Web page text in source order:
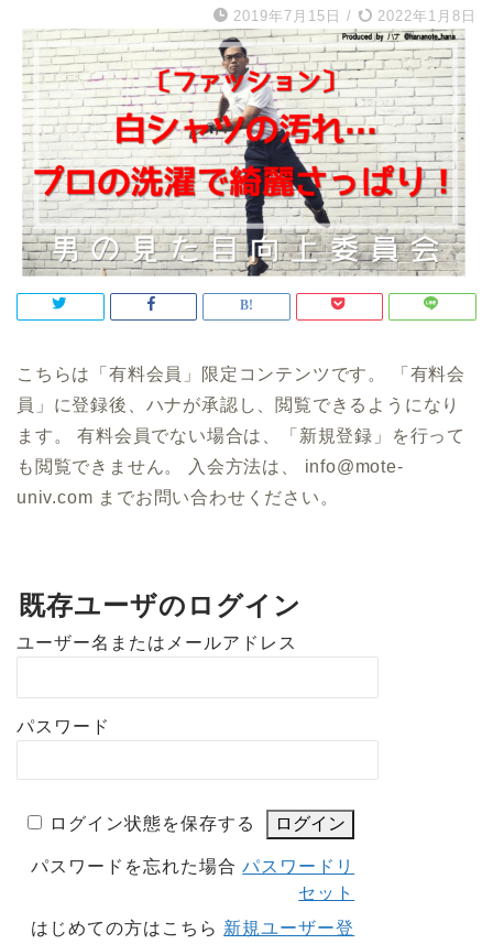
2019年7月15日 / 2022年1月8日
こちらは「有料会員」限定コンテンツです。 「有料会
員」に登録後、ハナが承認し、閲覧できるようになり
ます。 有料会員でない場合は、「新規登録」を行って
も閲覧できません。 入会方法は、 info@mote-
univ.com までお問い合わせください。
既存ユーザのログイン
ユーザー名またはメールアドレス
パスワード
ログイン状態を保存する
パスワードを忘れた場合パスワードリ
セット
はじめての方はこちら 新規ユーザー登